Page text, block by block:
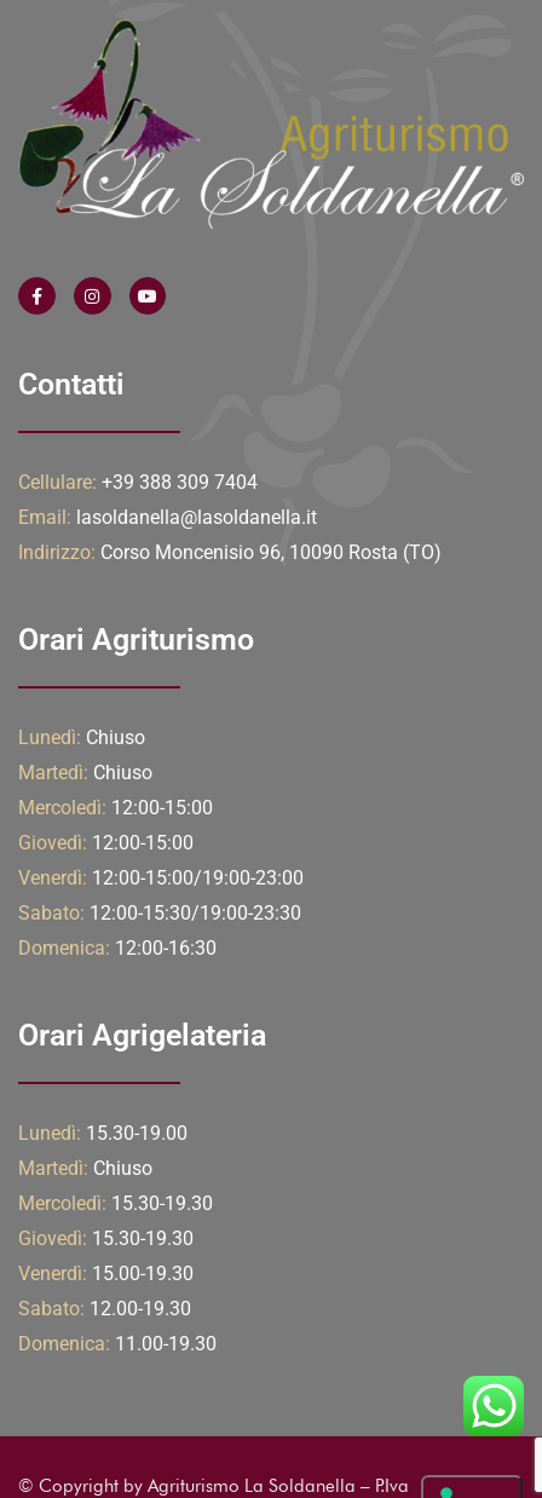
Contatti
Cellulare: +39 388 309 7404
Email: lasoldanella@lasoldanella.it
Indirizzo: Corso Moncenisio 96, 10090 Rosta (TO)
Orari Agriturismo
Lunedì: Chiuso
Martedì: Chiuso
Mercoledì: 12:00-15:00
Giovedì: 12:00-15:00
Venerdì: 12:00-15:00/19:00-23:00
Sabato: 12:00-15:30/19:00-23:30
Domenica: 12:00-16:30
Orari Agrigelateria
Lunedì: 15.30-19.00
Martedì: Chiuso
Mercoledì: 15.30-19.30
Giovedì: 15.30-19.30
Venerdì: 15.00-19.30
Sabato: 12.00-19.30
Domenica: 11.00-19.30
© Copyright by Agriturismo La Soldanella – P.Iva